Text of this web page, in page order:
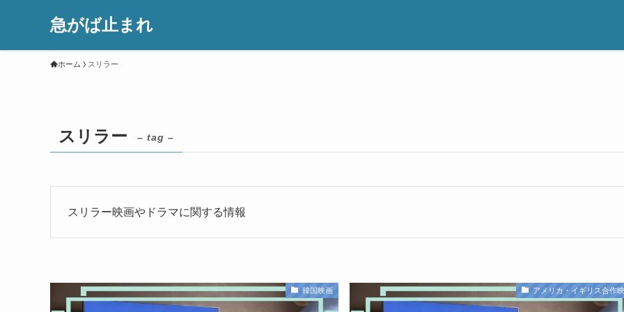
急がば止まれ
ホーム スリラー
スリラー – tag –
スリラー映画やドラマに関する情報
韓国映画 アメリカ・イギリス合作